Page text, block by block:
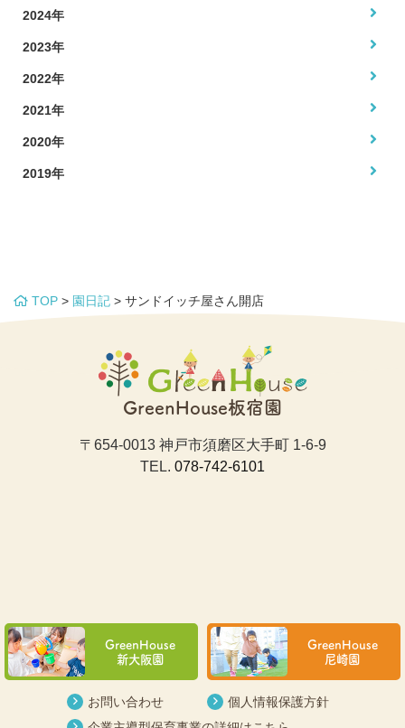
2024年
2023年
2022年
2021年
2020年
2019年
TOP > 園日記 > サンドイッチ屋さん開店
GreenHouse板宿園
〒654-0013 神戸市須磨区大手町 1-6-9
TEL. 078-742-6101
GreenHouse
新大阪園
GreenHouse
尼崎園
お問い合わせ
個人情報保護方針